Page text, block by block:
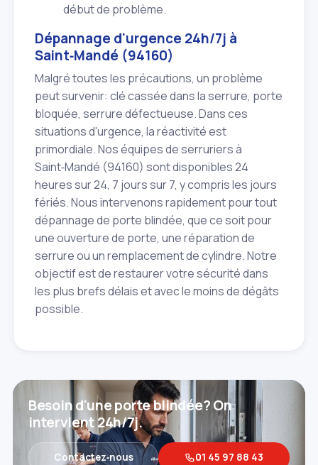
début de problème.
Dépannage d'urgence 24h/7j à
Saint‑Mandé (94160)
Malgré toutes les précautions, un problème
peut survenir: clé cassée dans la serrure, porte
bloquée, serrure défectueuse. Dans ces
situations d'urgence, la réactivité est
primordiale. Nos équipes de serruriers à
Saint‑Mandé (94160) sont disponibles 24
heures sur 24, 7 jours sur 7, y compris les jours
fériés. Nous intervenons rapidement pour tout
dépannage de porte blindée, que ce soit pour
une ouverture de porte, une réparation de
serrure ou un remplacement de cylindre. Notre
objectif est de restaurer votre sécurité dans
les plus brefs délais et avec le moins de dégâts
possible.
Besoin d'une porte blindée? On
intervient 24h/7j.
Contactez‑nous 01 45 97 88 43